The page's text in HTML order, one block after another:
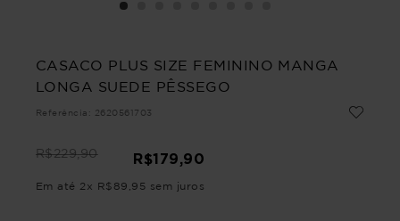
CASACO PLUS SIZE FEMININO MANGA
LONGA SUEDE PÊSSEGO
Referência : 2620561703
R$229,90 R$179,90
Em até 2 x R$ 89 95 sem juros